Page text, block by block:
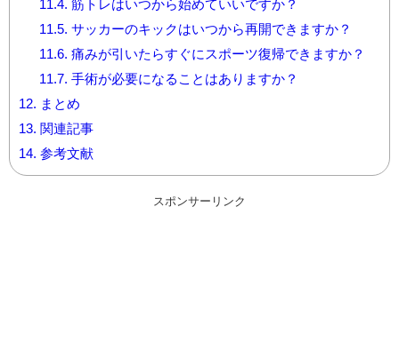
11.4. 筋トレはいつから始めていいですか？
11.5. サッカーのキックはいつから再開できますか？
11.6. 痛みが引いたらすぐにスポーツ復帰できますか？
11.7. 手術が必要になることはありますか？
12.
まとめ
13. 関連記事
14. 参考文献
スポンサーリンク